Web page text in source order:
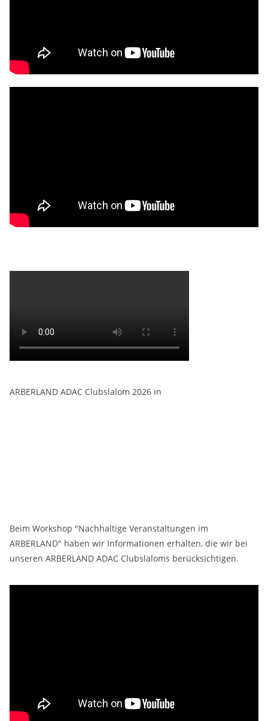
ARBERLAND ADAC Clubslalom 2026 in
Beim Workshop "Nachhaltige Veranstaltungen im
ARBERLAND" haben wir Informationen erhalten, die wir bei
unseren ARBERLAND ADAC Clubslaloms berücksichtigen.